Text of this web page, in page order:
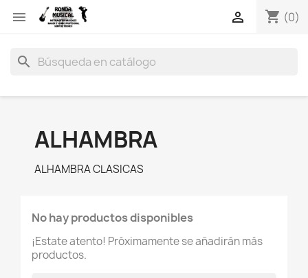
 shopping_cart (0)

search
ALHAMBRA
ALHAMBRA CLASICAS
No hay productos disponibles
¡Estate atento! Próximamente se añadirán más
productos.